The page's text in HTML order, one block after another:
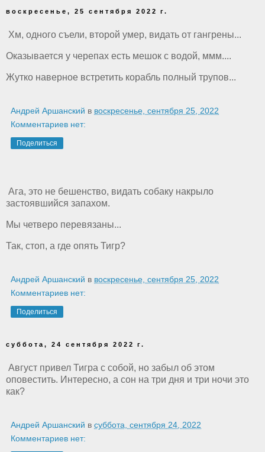
воскресенье, 25 сентября 2022 г.
Хм, одного съели, второй умер, видать от гангрены...
Оказывается у черепах есть мешок с водой, ммм....
Жутко наверное встретить корабль полный трупов...
Андрей Аршанский в воскресенье, сентября 25, 2022
Комментариев нет:
Поделиться
Ага, это не бешенство, видать собаку накрыло
застоявшийся запахом.
Мы четверо перевязаны...
Так, стоп, а где опять Тигр?
Андрей Аршанский в воскресенье, сентября 25, 2022
Комментариев нет:
Поделиться
суббота, 24 сентября 2022 г.
Август привел Тигра с собой, но забыл об этом
оповестить. Интересно, а сон на три дня и три ночи это
как?
Андрей Аршанский в суббота, сентября 24, 2022
Комментариев нет: